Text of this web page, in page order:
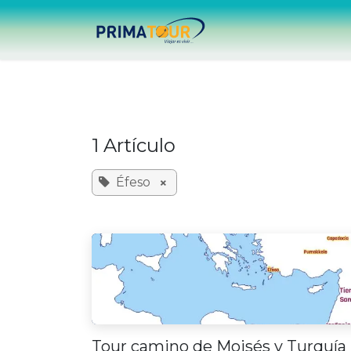
Ir al contenido
Inicio
Destinos
1 Artículo
Éfeso ×
Tour camino de Moisés y Turquía